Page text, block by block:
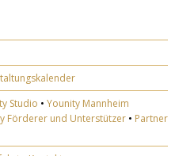
Studio • Younity Mannheim
Förderer und Unterstützer • Partner